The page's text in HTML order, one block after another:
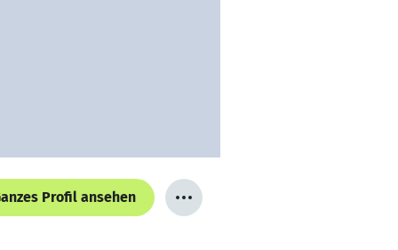
Profil ansehen